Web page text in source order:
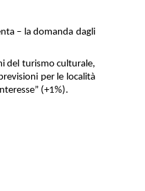
– la domanda dagli
del turismo culturale,
per le località
(+1%).